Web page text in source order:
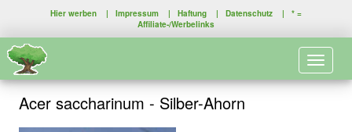
Hier werben | Impressum | Haftung | Datenschutz | * =
Affiliate-/Werbelinks
Acer saccharinum - Silber-Ahorn